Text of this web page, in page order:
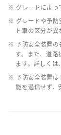
※ グレードによっ
※ グレードや予防
ト車の区分が異
※ 予防安全装置の
す。また、道路
ます。詳しくは
※ 予防安全装置は
能を過信せず、